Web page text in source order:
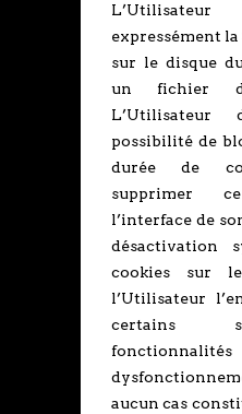
expressément la
sur le disque
un fichier
possibilité de
durée de
supprimer
l’interface de
désactivation
cookies sur
l’Utilisateur
certains
aucun cas